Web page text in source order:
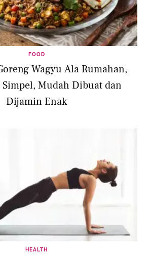
FOOD
Wagyu Ala Rumahan,
Mudah Dibuat dan
Dijamin Enak
HEALTH